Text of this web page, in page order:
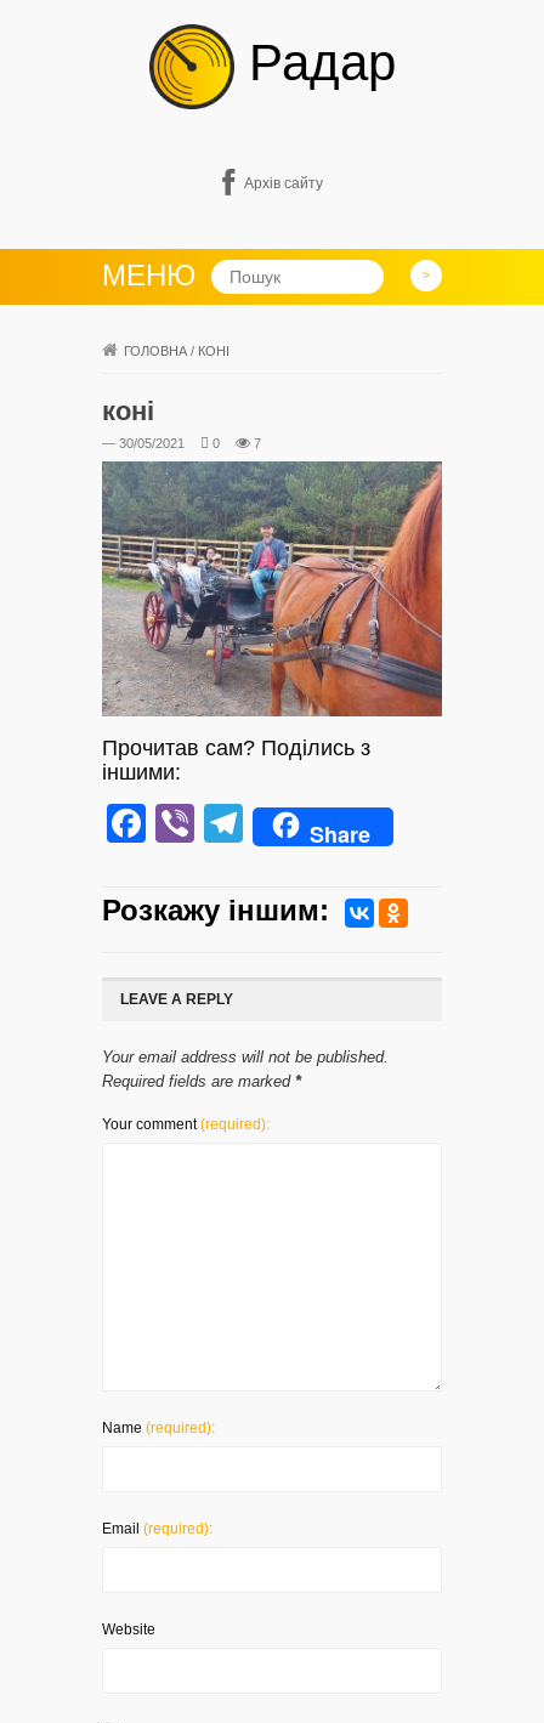
Радар
Архів сайту
МЕНЮ
ГОЛОВНА / КОНІ
коні
— 30/05/2021 0 7
Прочитав сам? Поділись з
іншими:
Facebook
ViberTelegram
Share
Розкажу iншим:
LEAVE A REPLY
Your email address will not be published.
Required fields are marked *
Your comment(required):
Name (required):
Email (required):
Website